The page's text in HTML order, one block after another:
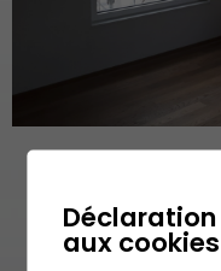
aux cookies